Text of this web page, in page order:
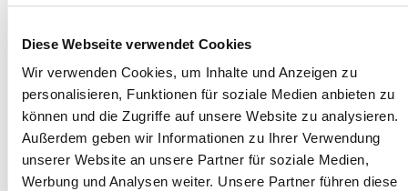
Diese Webseite verwendet Cookies
Wir verwenden Cookies, um Inhalte und Anzeigen zu
personalisieren, Funktionen für soziale Medien anbieten zu
können und die Zugriffe auf unsere Website zu analysieren.
Außerdem geben wir Informationen zu Ihrer Verwendung
unserer Website an unsere Partner für soziale Medien,
Werbung und Analysen weiter. Unsere Partner führen diese
Regelungen zum Verbot und zur
Beschränkung von Angeboten in Kur-
und Rehaeinrichtungen sowie in
teilstationären Pflegeeinrichtungen
Seit heute, 17. März 2020 regelt eine
Allgemeinverfügung wichtige Punkte
zum Verbot und zur Beschränkung von